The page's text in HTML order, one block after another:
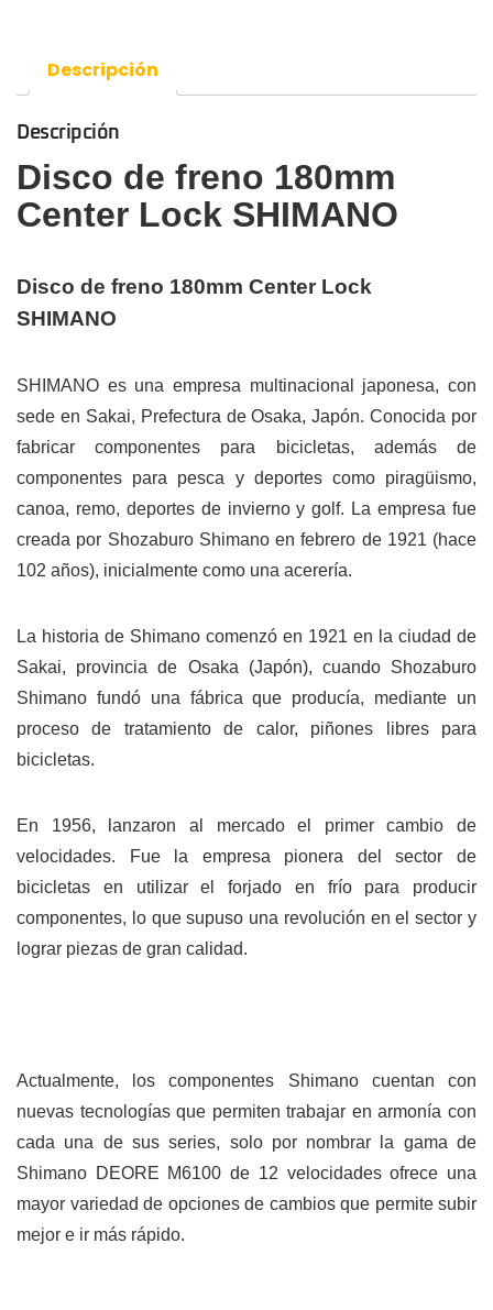
Descripción
Descripción
Disco de freno 180mm
Center Lock SHIMANO
Disco de freno 180mm Center Lock
SHIMANO
SHIMANO es una empresa multinacional japonesa, con
sede en Sakai, Prefectura de Osaka, Japón. Conocida por
fabricar componentes para bicicletas, además de
componentes para pesca y deportes como piragüismo,
canoa, remo, deportes de invierno y golf. La empresa fue
creada por Shozaburo Shimano en febrero de 1921 (hace
102 años), inicialmente como una acerería.
La historia de Shimano comenzó en 1921 en la ciudad de
Sakai, provincia de Osaka (Japón), cuando Shozaburo
Shimano fundó una fábrica que producía, mediante un
proceso de tratamiento de calor, piñones libres para
bicicletas.
En 1956, lanzaron al mercado el primer cambio de
velocidades. Fue la empresa pionera del sector de
bicicletas en utilizar el forjado en frío para producir
componentes, lo que supuso una revolución en el sector y
lograr piezas de gran calidad.
Actualmente, los componentes Shimano cuentan con
nuevas tecnologías que permiten trabajar en armonía con
cada una de sus series, solo por nombrar la gama de
Shimano DEORE M6100 de 12 velocidades ofrece una
mayor variedad de opciones de cambios que permite subir
mejor e ir más rápido.